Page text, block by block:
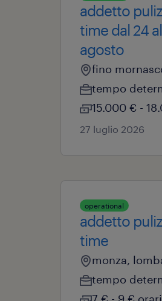
addetto
time dal 24
agosto
fino
tempo
15.000 € -
27 luglio 2026
operational
addetto
time
monza,
tempo